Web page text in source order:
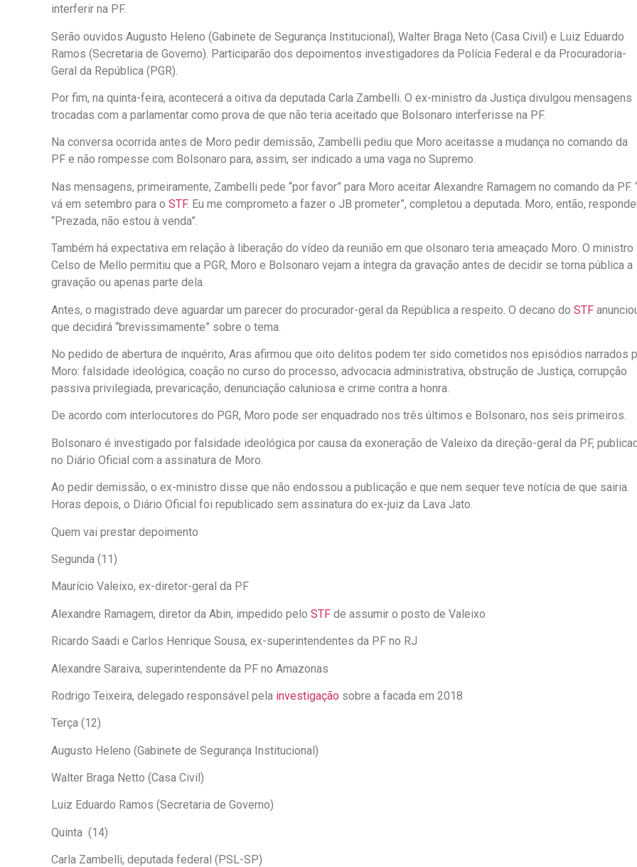
interferir na PF.
Serão ouvidos Augusto Heleno (Gabinete de Segurança Institucional), Walter Braga Neto (Casa Civil) e Luiz Eduardo
Ramos (Secretaria de Governo). Participarão dos depoimentos investigadores da Polícia Federal e da Procuradoria-
Geral da República (PGR).
Por fim, na quinta-feira, acontecerá a oitiva da deputada Carla Zambelli. O ex-ministro da Justiça divulgou mensagens
trocadas com a parlamentar como prova de que não teria aceitado que Bolsonaro interferisse na PF.
Na conversa ocorrida antes de Moro pedir demissão, Zambelli pediu que Moro aceitasse a mudança no comando da
PF e não rompesse com Bolsonaro para, assim, ser indicado a uma vaga no Supremo.
Nas mensagens, primeiramente, Zambelli pede “por favor” para Moro aceitar Alexandre Ramagem no comando da PF.
vá em setembro para o STF. Eu me comprometo a fazer o JB prometer”, completou a deputada. Moro, então,
“Prezada, não estou à venda”.
Também há expectativa em relação à liberação do vídeo da reunião em que olsonaro teria ameaçado Moro. O ministro
Celso de Mello permitiu que a PGR, Moro e Bolsonaro vejam a íntegra da gravação antes de decidir se torna pública a
gravação ou apenas parte dela.
Antes, o magistrado deve aguardar um parecer do procurador-geral da República a respeito. O decano do STF
que decidirá “brevissimamente” sobre o tema.
No pedido de abertura de inquérito, Aras afirmou que oito delitos podem ter sido cometidos nos episódios narrados
Moro: falsidade ideológica, coação no curso do processo, advocacia administrativa, obstrução de Justiça, corrupção
passiva privilegiada, prevaricação, denunciação caluniosa e crime contra a honra.
De acordo com interlocutores do PGR, Moro pode ser enquadrado nos três últimos e Bolsonaro, nos seis primeiros.
Bolsonaro é investigado por falsidade ideológica por causa da exoneração de Valeixo da direção-geral da PF,
no Diário Oficial com a assinatura de Moro.
Ao pedir demissão, o ex-ministro disse que não endossou a publicação e que nem sequer teve notícia de que sairia.
Horas depois, o Diário Oficial foi republicado sem assinatura do ex-juiz da Lava Jato.
Quem vai prestar depoimento
Segunda (11)
Maurício Valeixo, ex-diretor-geral da PF
Alexandre Ramagem, diretor da Abin, impedido pelo STF de assumir o posto de Valeixo
Ricardo Saadi e Carlos Henrique Sousa, ex-superintendentes da PF no RJ
Alexandre Saraiva, superintendente da PF no Amazonas
Rodrigo Teixeira, delegado responsável pela investigação sobre a facada em 2018
Terça (12)
Augusto Heleno (Gabinete de Segurança Institucional)
Walter Braga Netto (Casa Civil)
Luiz Eduardo Ramos (Secretaria de Governo)
Quinta (14)
Carla Zambelli, deputada federal (PSL-SP)